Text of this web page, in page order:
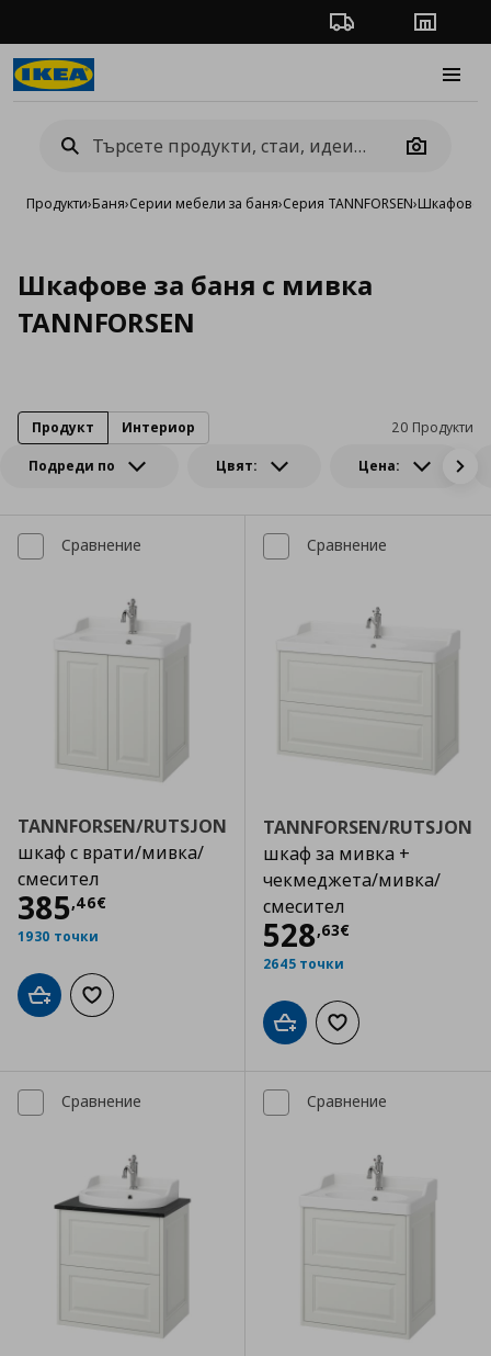
Проследяване на
Camera
Продукти›Баня›Серии мебели за баня›Серия TANNFORSEN›Шкафове
Шкафове за баня с мивка
TANNFORSEN
Подреди по Цвят: Цена:
20 Продукти
Продукт Интериор
Сравнение
TANNFORSEN/RUTSJON
шкаф с врати/мивка/
смесител
385,46€
Цена385,46 €
1930 точки
Добави в кошницата
Добави към списъка с любими
Сравнение
TANNFORSEN/RUTSJON
шкаф за мивка +
чекмеджета/мивка/
смесител
528,63€
Цена
2645 точки
Добави в кошницата
Добави към
Сравнение Сравнение